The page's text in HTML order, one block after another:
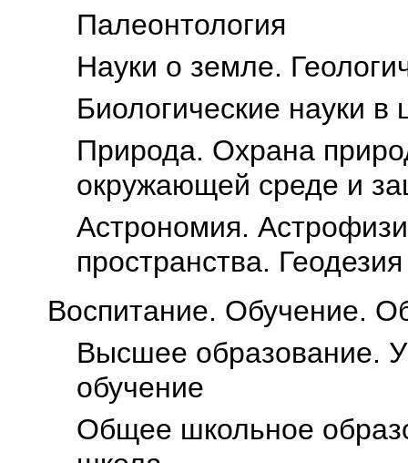
Палеонтология
Науки о земле.
Биологические науки в
Природа. Охрана
окружающей среде и
Астрономия.
пространства. Геодезия
Воспитание. Обучение.
Высшее образование.
обучение
Общее школьное